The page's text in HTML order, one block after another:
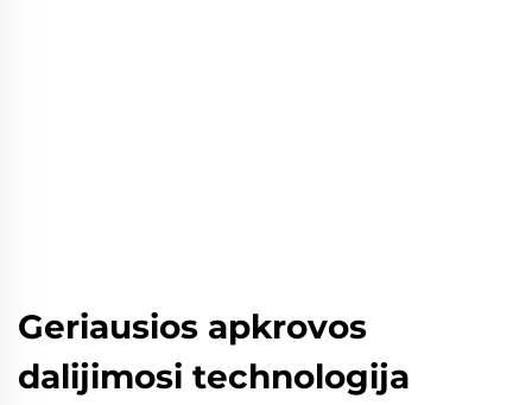
Geriausios apkrovos
dalijimosi technologija